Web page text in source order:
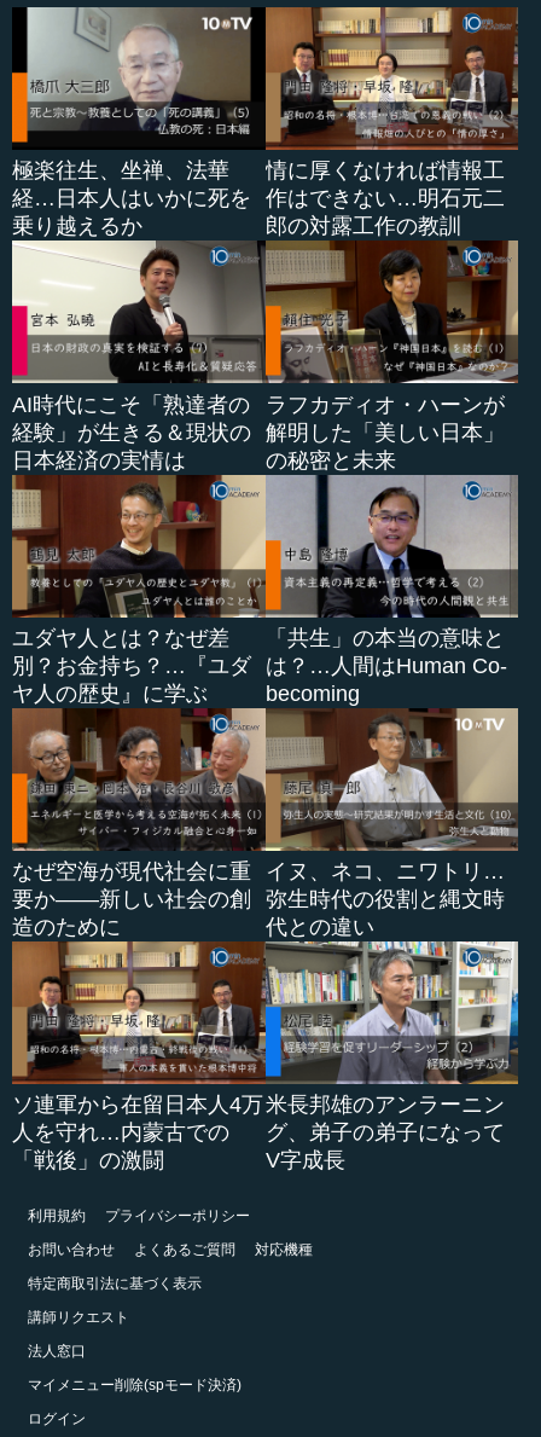
極楽往生、坐禅、法華
経…日本人はいかに死を
乗り越えるか
情に厚くなければ情報工
作はできない…明石元二
郎の対露工作の教訓
AI時代にこそ「熟達者の
経験」が生きる＆現状の
日本経済の実情は
ラフカディオ・ハーンが
解明した「美しい日本」
の秘密と未来
ユダヤ人とは？なぜ差
別？お金持ち？…『ユダ
ヤ人の歴史』に学ぶ
「共生」の本当の意味と
は？…人間はHuman Co-
becoming
なぜ空海が現代社会に重
要か――新しい社会の創
造のために
イヌ、ネコ、ニワトリ…
弥生時代の役割と縄文時
代との違い
ソ連軍から在留日本人4万
人を守れ…内蒙古での
「戦後」の激闘
米長邦雄のアンラーニン
グ、弟子の弟子になって
V字成長
利用規約
プライバシーポリシー
お問い合わせ
よくあるご質問
対応機種
特定商取引法に基づく表示
講師リクエスト
法人窓口
マイメニュー削除(spモード決済)
ログイン